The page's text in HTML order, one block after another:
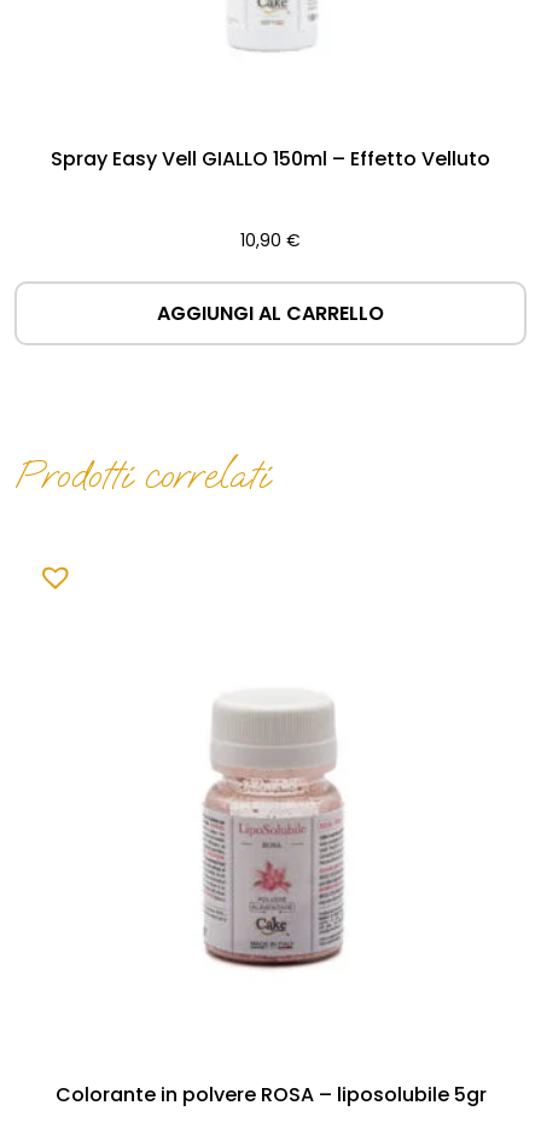
Spray Easy Vell GIALLO 150ml – Effetto Velluto
10,90 €
AGGIUNGI AL CARRELLO
Prodotti correlati
Colorante in polvere ROSA – liposolubile 5gr